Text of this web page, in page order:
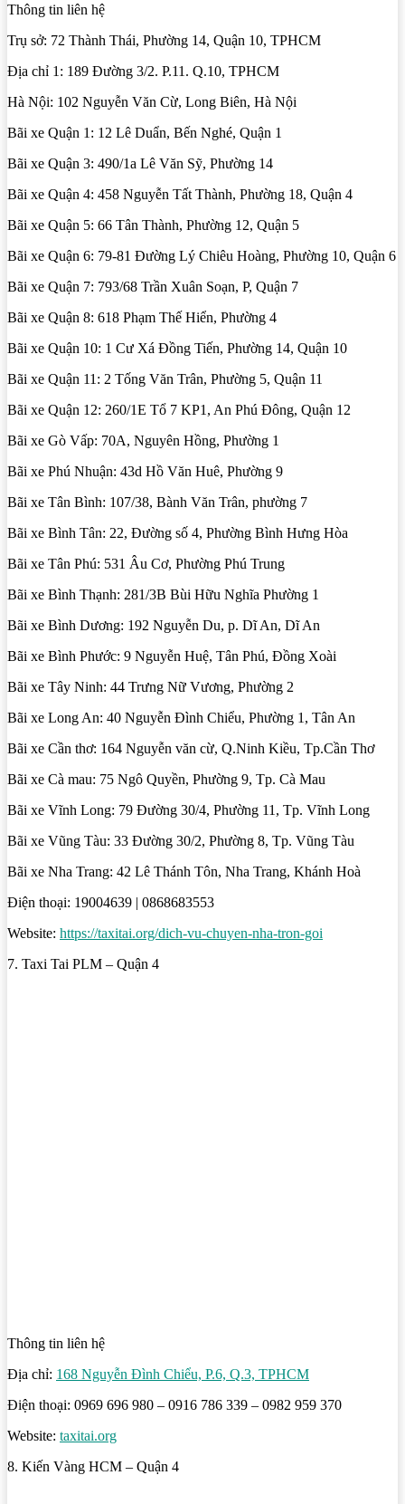
Thông tin liên hệ
Trụ sở: 72 Thành Thái, Phường 14, Quận 10, TPHCM
Địa chỉ 1: 189 Đường 3/2. P.11. Q.10, TPHCM
Hà Nội: 102 Nguyễn Văn Cừ, Long Biên, Hà Nội
Bãi xe Quận 1: 12 Lê Duẩn, Bến Nghé, Quận 1
Bãi xe Quận 3: 490/1a Lê Văn Sỹ, Phường 14
Bãi xe Quận 4: 458 Nguyễn Tất Thành, Phường 18, Quận 4
Bãi xe Quận 5: 66 Tân Thành, Phường 12, Quận 5
Bãi xe Quận 6: 79-81 Đường Lý Chiêu Hoàng, Phường 10, Quận 6
Bãi xe Quận 7: 793/68 Trần Xuân Soạn, P, Quận 7
Bãi xe Quận 8: 618 Phạm Thế Hiển, Phường 4
Bãi xe Quận 10: 1 Cư Xá Đồng Tiến, Phường 14, Quận 10
Bãi xe Quận 11: 2 Tống Văn Trân, Phường 5, Quận 11
Bãi xe Quận 12: 260/1E Tổ 7 KP1, An Phú Đông, Quận 12
Bãi xe Gò Vấp: 70A, Nguyên Hồng, Phường 1
Bãi xe Phú Nhuận: 43d Hồ Văn Huê, Phường 9
Bãi xe Tân Bình: 107/38, Bành Văn Trân, phường 7
Bãi xe Bình Tân: 22, Đường số 4, Phường Bình Hưng Hòa
Bãi xe Tân Phú: 531 Âu Cơ, Phường Phú Trung
Bãi xe Bình Thạnh: 281/3B Bùi Hữu Nghĩa Phường 1
Bãi xe Bình Dương: 192 Nguyễn Du, p. Dĩ An, Dĩ An
Bãi xe Bình Phước: 9 Nguyễn Huệ, Tân Phú, Đồng Xoài
Bãi xe Tây Ninh: 44 Trưng Nữ Vương, Phường 2
Bãi xe Long An: 40 Nguyễn Đình Chiểu, Phường 1, Tân An
Bãi xe Cần thơ: 164 Nguyễn văn cừ, Q.Ninh Kiều, Tp.Cần Thơ
Bãi xe Cà mau: 75 Ngô Quyền, Phường 9, Tp. Cà Mau
Bãi xe Vĩnh Long: 79 Đường 30/4, Phường 11, Tp. Vĩnh Long
Bãi xe Vũng Tàu: 33 Đường 30/2, Phường 8, Tp. Vũng Tàu
Bãi xe Nha Trang: 42 Lê Thánh Tôn, Nha Trang, Khánh Hoà
Điện thoại: 19004639 | 0868683553
Website: https://taxitai.org/dich-vu-chuyen-nha-tron-goi
7. Taxi Tai PLM – Quận 4
Thông tin liên hệ
Địa chỉ: 168 Nguyễn Đình Chiểu, P.6, Q.3, TPHCM
Điện thoại: 0969 696 980 – 0916 786 339 – 0982 959 370
Website: taxitai.org
8. Kiến Vàng HCM – Quận 4